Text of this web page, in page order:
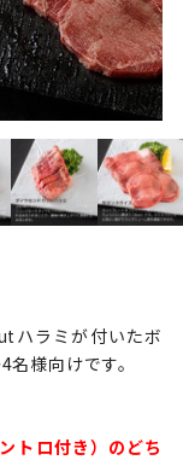
ハラミが付いたボ
様向けです。
トロ付き）のどち